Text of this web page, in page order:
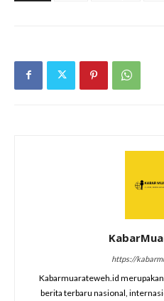
https://
Kabarmuarateweh.id
berita terbaru nasional,